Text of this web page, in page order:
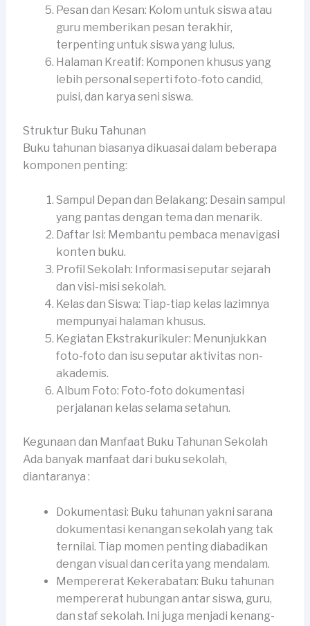
Pesan dan Kesan: Kolom untuk siswa atau
guru memberikan pesan terakhir,
terpenting untuk siswa yang lulus.
Halaman Kreatif: Komponen khusus yang
lebih personal seperti foto-foto candid,
puisi, dan karya seni siswa.
Struktur Buku Tahunan
Buku tahunan biasanya dikuasai dalam beberapa
komponen penting:
Sampul Depan dan Belakang: Desain sampul
yang pantas dengan tema dan menarik.
Daftar Isi: Membantu pembaca menavigasi
konten buku.
Profil Sekolah: Informasi seputar sejarah
dan visi-misi sekolah.
Kelas dan Siswa: Tiap-tiap kelas lazimnya
mempunyai halaman khusus.
Kegiatan Ekstrakurikuler: Menunjukkan
foto-foto dan isu seputar aktivitas non-
akademis.
Album Foto: Foto-foto dokumentasi
perjalanan kelas selama setahun.
Kegunaan dan Manfaat Buku Tahunan Sekolah
Ada banyak manfaat dari buku sekolah,
diantaranya :
Dokumentasi: Buku tahunan yakni sarana
dokumentasi kenangan sekolah yang tak
ternilai. Tiap momen penting diabadikan
dengan visual dan cerita yang mendalam.
Mempererat Kekerabatan: Buku tahunan
mempererat hubungan antar siswa, guru,
dan staf sekolah. Ini juga menjadi kenang-